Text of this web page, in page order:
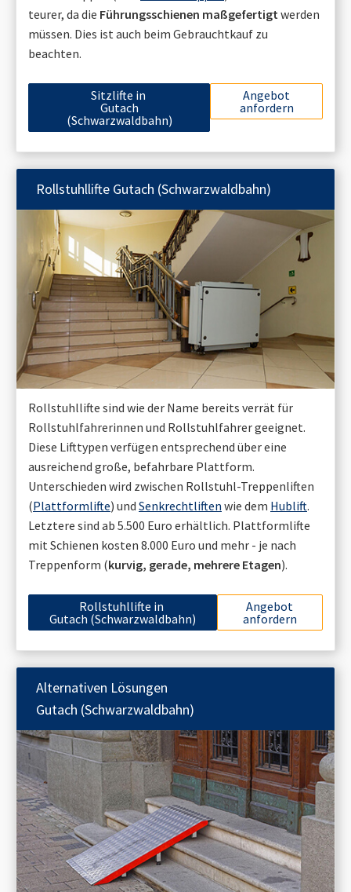
teurer, da die Führungsschienen maßgefertigt werden
müssen. Dies ist auch beim Gebrauchtkauf zu
beachten.
Sitzlifte in
Gutach
(Schwarzwaldbahn)
Angebot
anfordern
Rollstuhllifte Gutach (Schwarzwaldbahn)
Rollstuhllifte sind wie der Name bereits verrät für
Rollstuhlfahrerinnen und Rollstuhlfahrer geeignet.
Diese Lifttypen verfügen entsprechend über eine
ausreichend große, befahrbare Plattform.
Unterschieden wird zwischen Rollstuhl-Treppenliften
(Plattformlifte) und Senkrechtliften wie dem Hublift.
Letztere sind ab 5.500 Euro erhältlich. Plattformlifte
mit Schienen kosten 8.000 Euro und mehr - je nach
Treppenform (kurvig, gerade, mehrere Etagen).
Rollstuhllifte in
Gutach (Schwarzwaldbahn)
Angebot
anfordern
Alternativen Lösungen
Gutach (Schwarzwaldbahn)